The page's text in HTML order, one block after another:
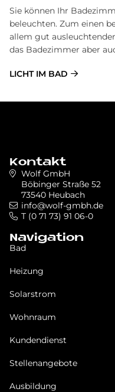
Sie können Ihr
beleuchten. Zum einen
allem gut
das Badezimmer aber
LICHT IM BAD
Kontakt
Wolf GmbH
Böbinger Straße 52
73540 Heubach
info@wolf-gmbh.de
T (0 71 73) 91 06-0
Navigation
Bad
Heizung
Solarstrom
Wohnraum
Kundendienst
Stellenangebote
Ausbildung